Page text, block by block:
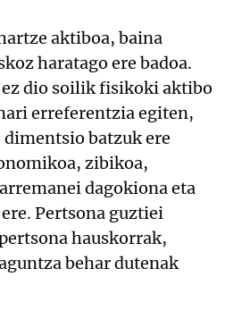
aktiboa, baina
haratago ere badoa.
dio soilik fisikoki aktibo
erreferentzia egiten,
batzuk ere
zibikoa,
dagokiona eta
Pertsona guztiei
hauskorrak,
behar dutenak